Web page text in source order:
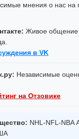
мнения о нас на
Живое общение
в VK
Независимые
на Отзовике
NHL-NFL-NBA